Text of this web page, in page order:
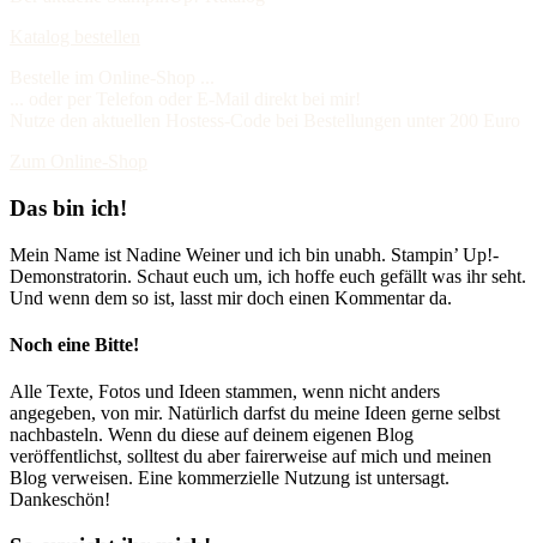
Das bin ich!
Mein Name ist Nadine Weiner und ich bin unabh. Stampin’ Up!-
Demonstratorin. Schaut euch um, ich hoffe euch gefällt was ihr seht.
Und wenn dem so ist, lasst mir doch einen Kommentar da.
Noch eine Bitte!
Alle Texte, Fotos und Ideen stammen, wenn nicht anders
angegeben, von mir. Natürlich darfst du meine Ideen gerne selbst
nachbasteln. Wenn du diese auf deinem eigenen Blog
veröffentlichst, solltest du aber fairerweise auf mich und meinen
Blog verweisen. Eine kommerzielle Nutzung ist untersagt.
Dankeschön!